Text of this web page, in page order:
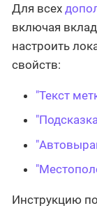
Для всех
включая
настроить
свойств:
"Текст
Инструкцию